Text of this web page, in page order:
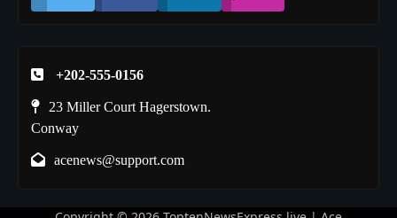
+202-555-0156
23 Miller Court Hagerstown.
Conway
acenews@support.com